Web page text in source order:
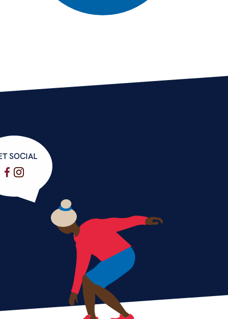
SOCIAL